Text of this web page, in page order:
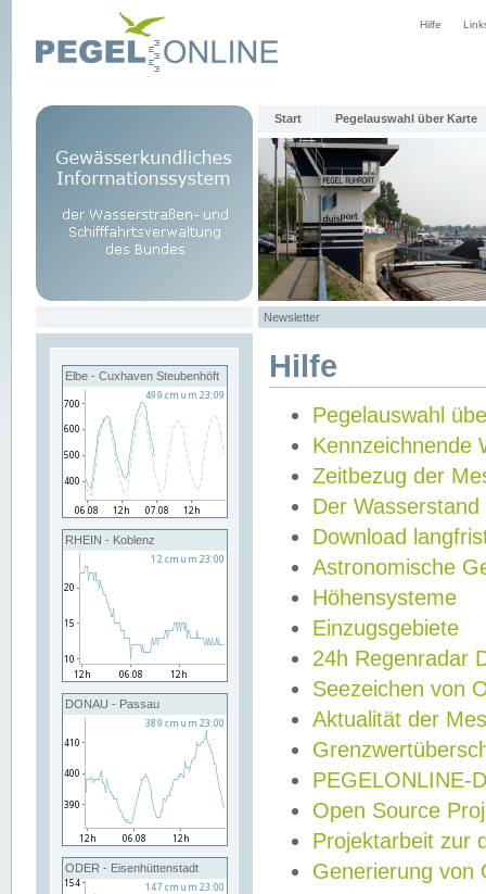
Hilfe
Start Pegelauswahl über Karte
Newsletter
Elbe - Cuxhaven Steubenhöft
RHEIN - Koblenz
DONAU - Passau
ODER - Eisenhüttenstadt
Hilfe
Pegelauswahl
Kennzeichnende
Zeitbezug der
Der Wasserstand
Download
Astronomische
Höhensysteme
Einzugsgebiete
24h Regenradar
Seezeichen von
Aktualität der
PEGELONLINE-
Open Source
Projektarbeit zur
Generierung von